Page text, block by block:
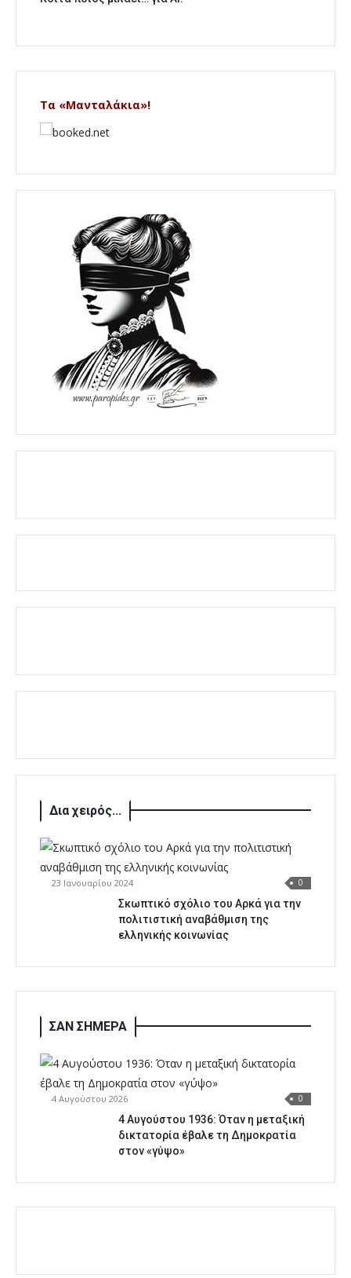
Τα «Μανταλάκια»!
Δια χειρός...
23 Ιανουαρίου 2024 0
Σκωπτικό σχόλιο του Αρκά για την
πολιτιστική αναβάθμιση της
ελληνικής κοινωνίας
ΣΑΝ ΣΗΜΕΡΑ
4 Αυγούστου 2026 0
4 Αυγούστου 1936: Όταν η μεταξική
δικτατορία έβαλε τη Δημοκρατία
στον «γύψο»